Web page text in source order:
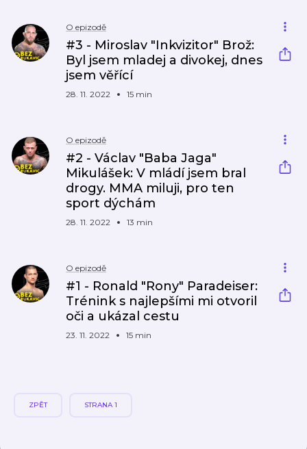
O epizodě
#3 - Miroslav "Inkvizitor" Brož:
Byl jsem mladej a divokej, dnes
jsem věřící
28. 11. 2022 15 min
O epizodě
#2 - Václav "Baba Jaga"
Mikulášek: V mládí jsem bral
drogy. MMA miluji, pro ten
sport dýchám
28. 11. 2022 13 min
O epizodě
#1 - Ronald "Rony" Paradeiser:
Trénink s najlepšími mi otvoril
oči a ukázal cestu
23. 11. 2022 15 min
ZPĚT STRANA 1